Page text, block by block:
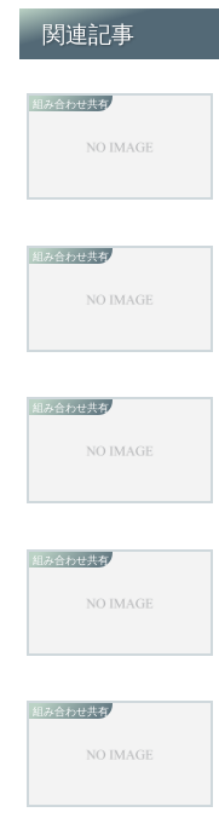
関連記事
組み合わせ共有
組み合わせ共有
組み合わせ共有
組み合わせ共有
組み合わせ共有